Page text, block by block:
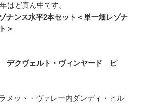
はど真ん中です。
ナンス水平2本セット＜単一畑レゾナ
＞
デクヴェルト・ヴィンヤード ピ
ット・ヴァレー内ダンディ・ヒル